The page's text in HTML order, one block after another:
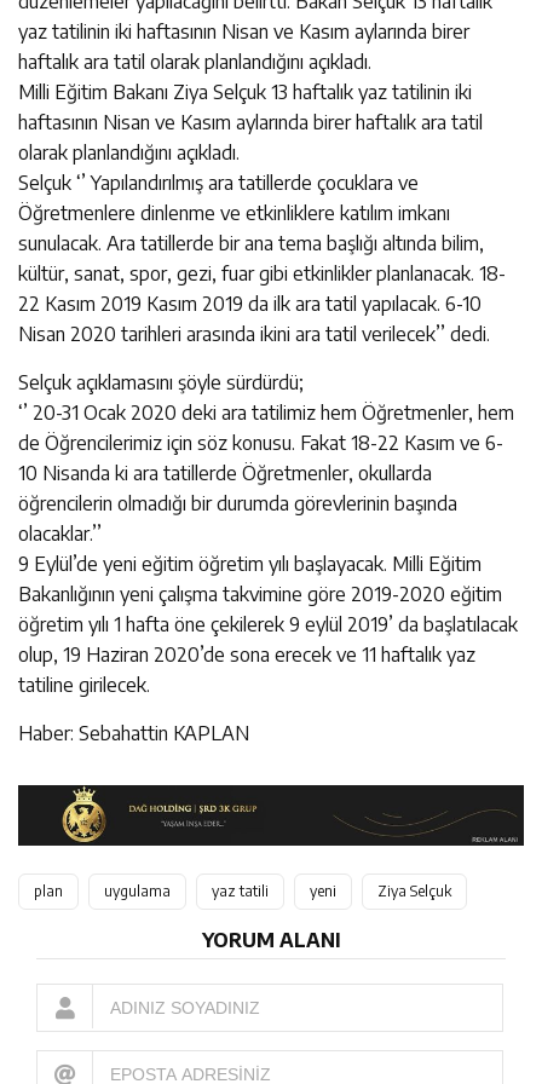
yaz tatilinin iki haftasının Nisan ve Kasım aylarında birer
haftalık ara tatil olarak planlandığını açıkladı.
Milli Eğitim Bakanı Ziya Selçuk 13 haftalık yaz tatilinin iki
haftasının Nisan ve Kasım aylarında birer haftalık ara tatil
olarak planlandığını açıkladı.
Selçuk ‘’ Yapılandırılmış ara tatillerde çocuklara ve
Öğretmenlere dinlenme ve etkinliklere katılım imkanı
sunulacak. Ara tatillerde bir ana tema başlığı altında bilim,
kültür, sanat, spor, gezi, fuar gibi etkinlikler planlanacak. 18-
22 Kasım 2019 Kasım 2019 da ilk ara tatil yapılacak. 6-10
Nisan 2020 tarihleri arasında ikini ara tatil verilecek’’ dedi.
Selçuk açıklamasını şöyle sürdürdü;
‘’ 20-31 Ocak 2020 deki ara tatilimiz hem Öğretmenler, hem
de Öğrencilerimiz için söz konusu. Fakat 18-22 Kasım ve 6-
10 Nisanda ki ara tatillerde Öğretmenler, okullarda
öğrencilerin olmadığı bir durumda görevlerinin başında
olacaklar.’’
9 Eylül’de yeni eğitim öğretim yılı başlayacak. Milli Eğitim
Bakanlığının yeni çalışma takvimine göre 2019-2020 eğitim
öğretim yılı 1 hafta öne çekilerek 9 eylül 2019’ da başlatılacak
olup, 19 Haziran 2020’de sona erecek ve 11 haftalık yaz
tatiline girilecek.
Haber: Sebahattin KAPLAN
plan uygulama yaz tatili yeni Ziya Selçuk
YORUM ALANI